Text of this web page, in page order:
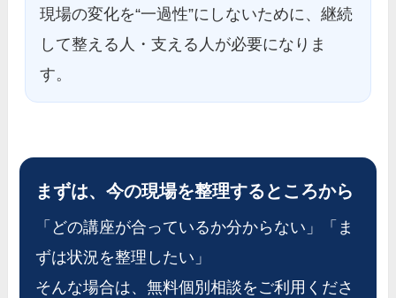
現場の変化を“一過性”にしないために、継続
して整える人・支える人が必要になりま
す。
まずは、今の現場を整理するところから
「どの講座が合っているか分からない」「ま
ずは状況を整理したい」
そんな場合は、無料個別相談をご利用くださ